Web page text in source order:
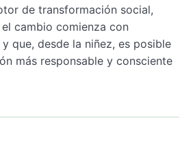
de transformación social,
cambio comienza con
que, desde la niñez, es posible
más responsable y consciente